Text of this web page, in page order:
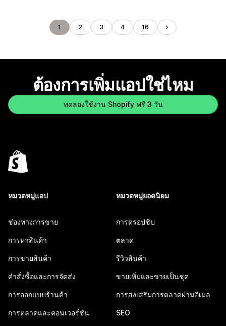
1 2 3 4 16
ต้องการเพิ่มแอปใช่ไหม
ทดลองใช้งาน Shopify ฟรี 3 วัน
หมวดหมู่แอป
ช่องทางการขาย
การหาสินค้า
การขายสินค้า
คำสั่งซื้อและการจัดส่ง
การออกแบบร้านค้า
การตลาดและคอนเวอร์ชัน
หมวดหมู่ยอดนิยม
การดรอปชิป
ตลาด
รีวิวสินค้า
ขายเพิ่มและขายเป็นชุด
การส่งเสริมการตลาดผ่านอีเมล
SEO